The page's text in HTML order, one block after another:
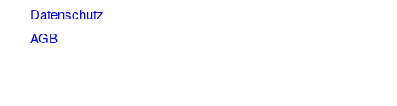
Datenschutz
AGB